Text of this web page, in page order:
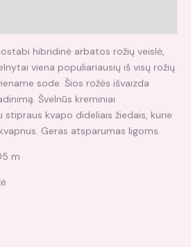
hibridinė arbatos rožių veislė,
viena populiariausių iš visų rožių.
sode. Šios rožės išvaizda
Švelnūs kreminiai
stipraus kvapo dideliais žiedais, kurie
Geras atsparumas ligoms.
m